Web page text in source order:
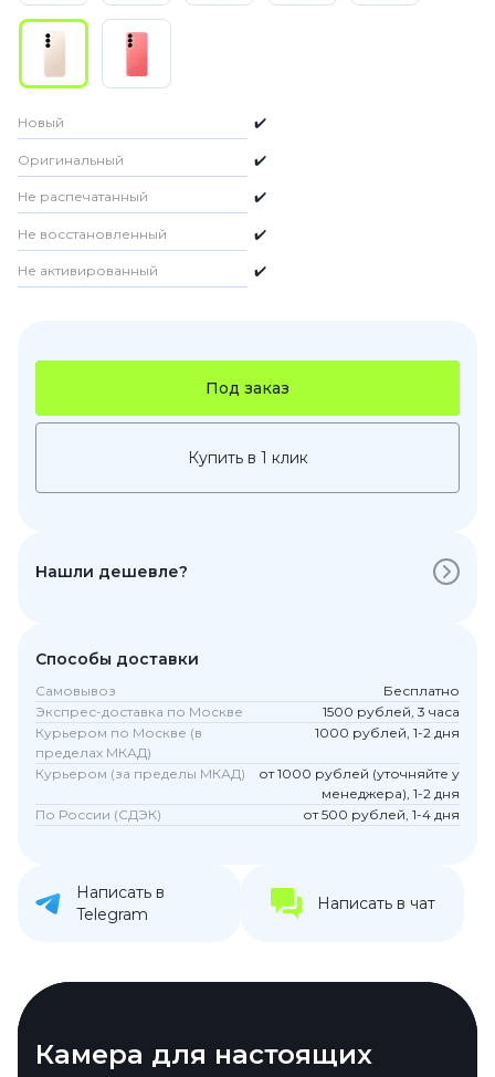
Новый ✔️
Оригинальный ✔️
Не распечатанный ✔️
Не восстановленный ✔️
Не активированный ✔️
Под заказ
Купить в 1 клик
Нашли дешевле?
Способы доставки
Самовывоз
Бесплатно
Экспрес-доставка по Москве
1500 рублей, 3 часа
Курьером по Москве (в
пределах МКАД)
1000 рублей, 1-2 дня
Курьером (за пределы МКАД)
от 1000 рублей (уточняйте у
менеджера), 1-2 дня
По России (СДЭК)
от 500 рублей, 1-4 дня
Написать в
Telegram
Написать в чат
Экран, который удивит
Камера для настоящих
Храните всё, что захотите
Автономность и зарядка без